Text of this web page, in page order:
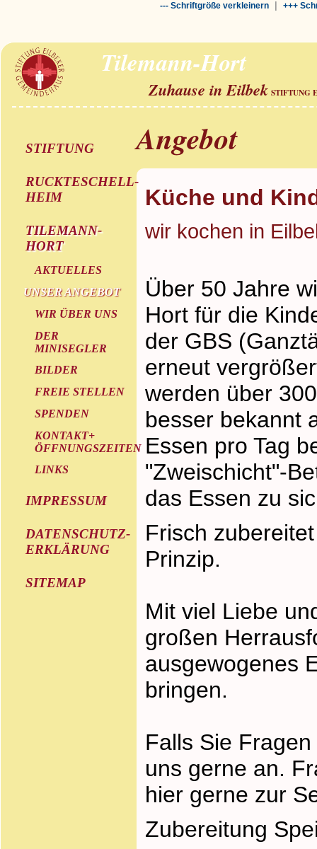
--- Schriftgröße verkleinern| +++
Tilemann-Hort
Zuhause in Eilbek STIFTUNG
STIFTUNG
RUCKTESCHELL-
HEIM
TILEMANN-
HORT
AKTUELLES
UNSER ANGEBOT
WIR ÜBER UNS
DER
MINISEGLER
BILDER
FREIE STELLEN
SPENDEN
KONTAKT+
ÖFFNUNGSZEITEN
LINKS
IMPRESSUM
DATENSCHUTZ-
ERKLÄRUNG
SITEMAP
Angebot
Küche und
wir kochen in
Über 50 Jahre
Hort für die
der GBS
erneut
werden über
besser bekannt
Essen pro Tag
"Zweischicht"-
das Essen zu
Frisch
Prinzip.
Mit viel Liebe
großen
ausgewogenes
bringen.
Falls Sie
uns gerne an.
hier gerne zur
Zubereitung